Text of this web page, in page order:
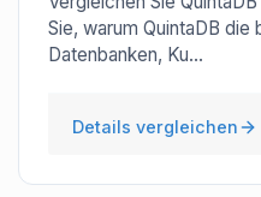
Sie, warum QuintaDB
Datenbanken, Ku...
Details vergleichen